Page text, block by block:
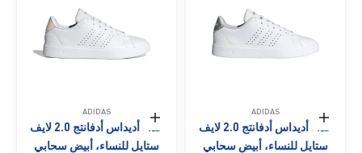
حدِّد الخيارات
ADIDAS
حذاء أديداس أدفانتج 2.0 لايف
ستايل للنساء، أبيض سحابي
حدِّد الخيارات
ADIDAS
حذاء أديداس أدفانتج 2.0 لايف
ستايل للنساء، أبيض سحابي